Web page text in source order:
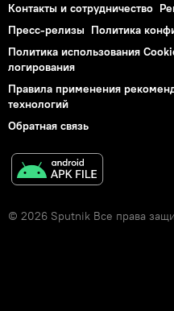
Контакты и сотрудничество
Пресс-релизы Политика
Политика использования
логирования
Правила применения
технологий
Обратная связь
© 2026 Sputnik Все права